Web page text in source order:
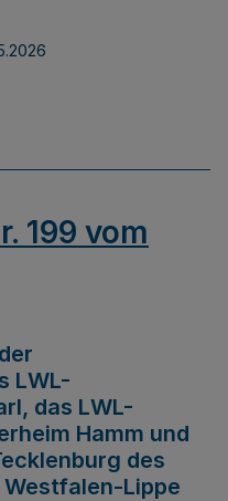
199 vom
LWL-
das LWL-
Hamm und
des
Lippe